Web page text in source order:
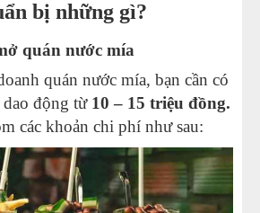
bị những gì?
quán nước mía
quán nước mía, bạn cần có
động từ 10 – 15 triệu đồng.
các khoản chi phí như sau: